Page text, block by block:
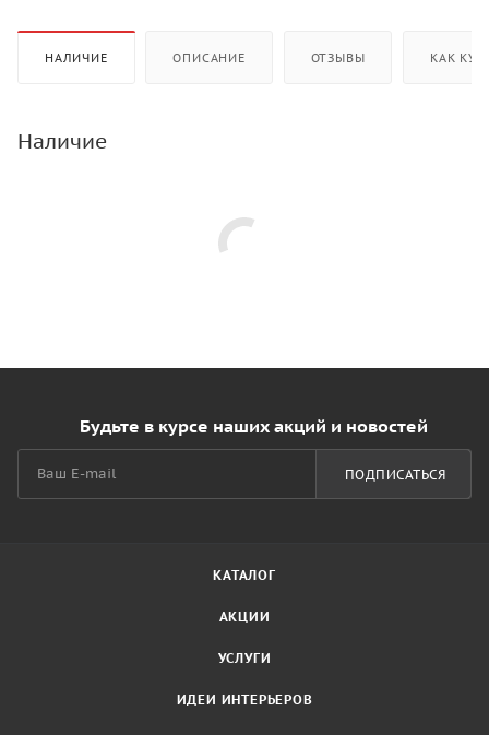
НАЛИЧИЕ ОПИСАНИЕ ОТЗЫВЫ КАК
Наличие
Будьте в курсе наших акций и новостей
ПОДПИСАТЬСЯ
КАТАЛОГ
АКЦИИ
УСЛУГИ
ИДЕИ ИНТЕРЬЕРОВ